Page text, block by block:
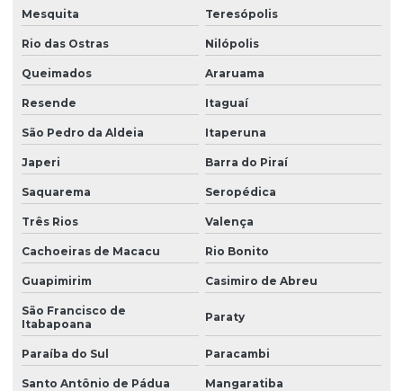
Redutor de viscosidade
Redutor de viscosidade atóxico para pastas
Resina hidrocarbônica
Resina de pvc em pó
Retardante de chamas
Sebo em pó
Solvente atóxico
Solvente para tinta
Solventes industriais
Trióxido de antimônio
Zeólita onde comprar
Mesquita Teresópolis
Rio das Ostras Nilópolis
Queimados Araruama
Resende Itaguaí
São Pedro da Aldeia Itaperuna
Japeri Barra do Piraí
Saquarema Seropédica
Três Rios Valença
Cachoeiras de Macacu Rio Bonito
Guapimirim Casimiro de Abreu
São Francisco de
Itabapoana
Paraty
Paraíba do Sul Paracambi
Santo Antônio de Pádua Mangaratiba